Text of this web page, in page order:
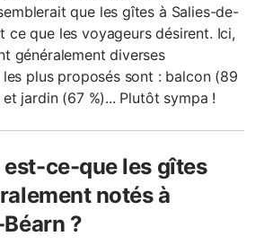
que les gîtes à Salies-de-
ce que les voyageurs désirent. Ici,
généralement diverses
plus proposés sont : balcon (89
jardin (67 %)... Plutôt sympa !
ce-que les gîtes
notés à
?